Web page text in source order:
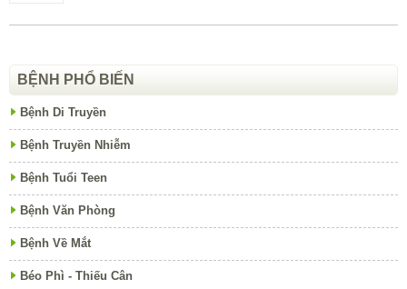
BỆNH PHỔ BIẾN
Bệnh Di Truyền
Bệnh Truyền Nhiễm
Bệnh Tuổi Teen
Bệnh Văn Phòng
Bệnh Về Mắt
Béo Phì - Thiếu Cân